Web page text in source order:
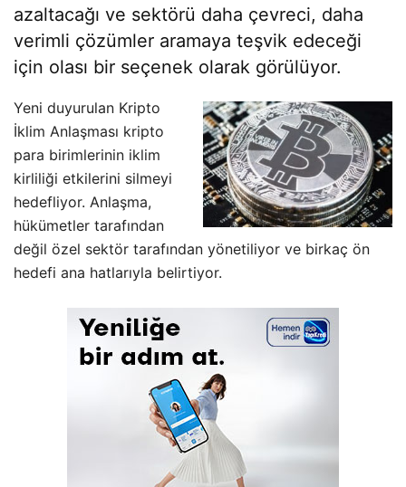
azaltacağı ve sektörü daha çevreci, daha
verimli çözümler aramaya teşvik edeceği
için olası bir seçenek olarak görülüyor.
Yeni duyurulan Kripto
İklim Anlaşması kripto
para birimlerinin iklim
kirliliği etkilerini silmeyi
hedefliyor. Anlaşma,
hükümetler tarafından
değil özel sektör tarafından yönetiliyor ve birkaç ön
hedefi ana hatlarıyla belirtiyor.